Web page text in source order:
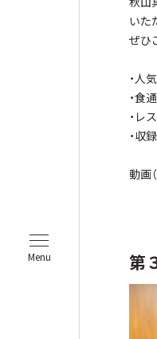
Menu
いた
ぜひ
・人
・食
・レ
・収
動画
第